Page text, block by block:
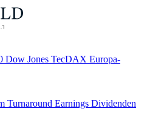
Dow Jones TecDAX Europa-
Turnaround Earnings Dividenden